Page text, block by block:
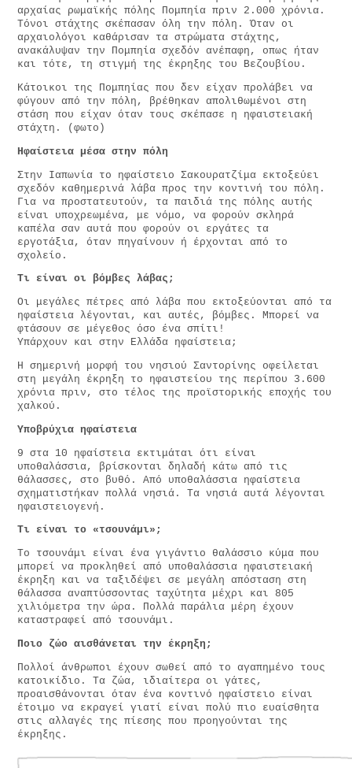
αρχαίας ρωμαϊκής πόλης Πομπηία πριν 2.000 χρόνια.
Τόνοι στάχτης σκέπασαν όλη την πόλη. Όταν οι
αρχαιολόγοι καθάρισαν τα στρώματα στάχτης,
ανακάλυψαν την Πομπηία σχεδόν ανέπαφη, οπως ήταν
και τότε, τη στιγμή της έκρηξης του Βεζουβίου.
Κάτοικοι της Πομπηίας που δεν είχαν προλάβει να
φύγουν από την πόλη, βρέθηκαν απολιθωμένοι στη
στάση που είχαν όταν τους σκέπασε η ηφαιστειακή
στάχτη. (φωτο)
Ηφαίστεια μέσα στην πόλη
Στην Ιαπωνία το ηφαίστειο Σακουρατζίμα εκτοξεύει
σχεδόν καθημερινά λάβα προς την κοντινή του πόλη.
Για να προστατευτούν, τα παιδιά της πόλης αυτής
είναι υποχρεωμένα, με νόμο, να φορούν σκληρά
καπέλα σαν αυτά που φορούν οι εργάτες τα
εργοτάξια, όταν πηγαίνουν ή έρχονται από το
σχολείο.
Τι είναι οι βόμβες λάβας;
Οι μεγάλες πέτρες από λάβα που εκτοξεύονται από τα
ηφαίστεια λέγονται, και αυτές, βόμβες. Μπορεί να
φτάσουν σε μέγεθος όσο ένα σπίτι!
Υπάρχουν και στην Ελλάδα ηφαίστεια;
Η σημερινή μορφή του νησιού Σαντορίνης οφείλεται
στη μεγάλη έκρηξη το ηφαιστείου της περίπου 3.600
χρόνια πριν, στο τέλος της προϊστορικής εποχής του
χαλκού.
Υποβρύχια ηφαίστεια
9 στα 10 ηφαίστεια εκτιμάται ότι είναι
υποθαλάσσια, βρίσκονται δηλαδή κάτω από τις
θάλασσες, στο βυθό. Από υποθαλάσσια ηφαίστεια
σχηματιστήκαν πολλά νησιά. Τα νησιά αυτά λέγονται
ηφαιστειογενή.
Τι είναι το «τσουνάμι»;
Το τσουνάμι είναι ένα γιγάντιο θαλάσσιο κύμα που
μπορεί να προκληθεί από υποθαλάσσια ηφαιστειακή
έκρηξη και να ταξιδέψει σε μεγάλη απόσταση στη
θάλασσα αναπτύσσοντας ταχύτητα μέχρι και 805
χιλιόμετρα την ώρα. Πολλά παράλια μέρη έχουν
καταστραφεί από τσουνάμι.
Ποιο ζώο αισθάνεται την έκρηξη;
Πολλοί άνθρωποι έχουν σωθεί από το αγαπημένο τους
κατοικίδιο. Τα ζώα, ιδιαίτερα οι γάτες,
προαισθάνονται όταν ένα κοντινό ηφαίστειο είναι
έτοιμο να εκραγεί γιατί είναι πολύ πιο ευαίσθητα
στις αλλαγές της πίεσης που προηγούνται της
έκρηξης.